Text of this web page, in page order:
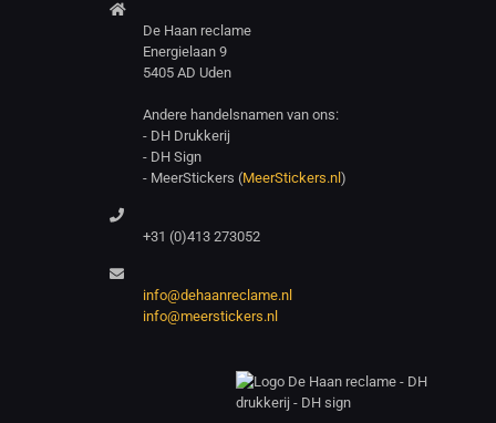
De Haan reclame
Energielaan 9
5405 AD Uden
Andere handelsnamen van ons:
- DH Drukkerij
- DH Sign
- MeerStickers (MeerStickers.nl )
+31 (0)413 273052
info@dehaanreclame.nl
info@meerstickers.nl